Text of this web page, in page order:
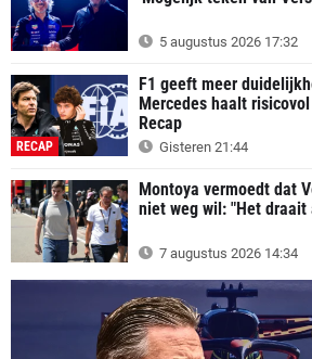
5 augustus 2026 17:32
RECAP
F1 geeft meer
Mercedes haalt
Recap
Gisteren 21:44
Montoya vermoedt dat
niet weg wil: "Het
7 augustus 2026 14:34